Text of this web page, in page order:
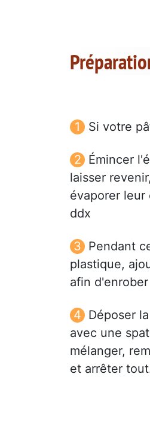
Si votre
Émincer
laisser
évaporer leur
ddx
Pendant
plastique,
afin
Déposer
avec une
mélanger,
et arrêter